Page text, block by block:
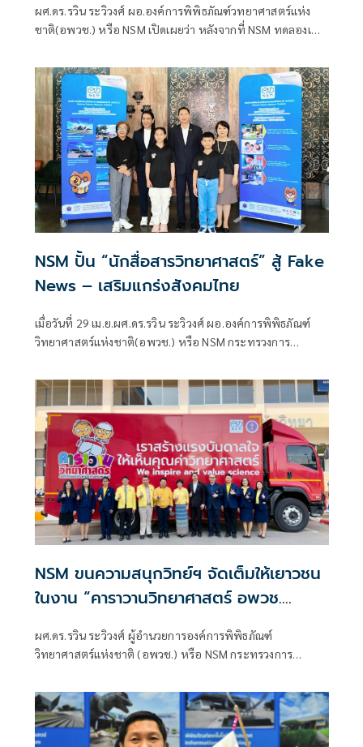
ผศ.ดร.รวิน ระวิวงศ์ ผอ.องค์การพิพิธภัณฑ์วทยาศาสตร์แห่ง
ชาติ(อพวช.) หรือ NSM เปิดเผยว่า หลังจากที่ NSM ทดลองเปิด
และทดสอบด้านอาชีพ – ทักษะแห่งแรกของประเทศไทยและ
อาเชียน เมื่อวันที่ 17 มิ.ย.ที่ผ่านมา
NSM ปั้น “นักสื่อสารวิทยาศาสตร์” สู้ Fake
News – เสริมแกร่งสังคมไทย
เมื่อวันที่ 29 เม.ย.ผศ.ดร.รวิน ระวิวงศ์ ผอ.องค์การพิพิธภัณฑ์
วิทยาศาสตร์แห่งชาติ(อพวช.) หรือ NSM กระทรวงการ
“NSM ผลักดันการพัฒนาด้านการสื่อสารวิทยาศาสตร์สู่สังคม
พร้อมต่อยอดแรงบันดาลใจสร้างโอกาสใ
NSM ขนความสนุกวิทย์ฯ จัดเต็มให้เยาวชน
ในงาน “คาราวานวิทยาศาสตร์ อพวช.
ผศ.ดร.รวิน ระวิวงศ์ ผู้อำนวยการองค์การพิพิธภัณฑ์
วิทยาศาสตร์แห่งชาติ (อพวช.) หรือ NSM กระทรวงการ